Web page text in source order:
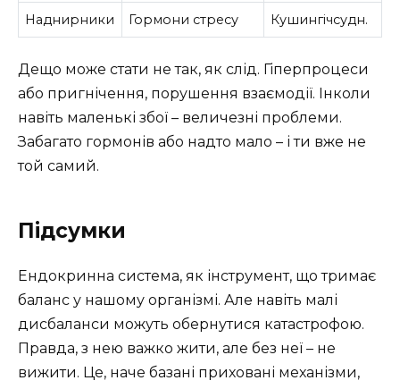
Наднирники Гормони стресу Кушингічсудн.
Дещо може стати не так, як слід. Гіперпроцеси
або пригнічення, порушення взаємодії. Інколи
навіть маленькі збої – величезні проблеми.
Забагато гормонів або надто мало – і ти вже не
той самий.
Підсумки
Ендокринна система, як інструмент, що тримає
баланс у нашому організмі. Але навіть малі
дисбаланси можуть обернутися катастрофою.
Правда, з нею важко жити, але без неї – не
вижити. Це, наче базані приховані механізми,